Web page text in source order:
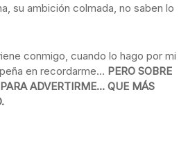
su ambición colmada, no saben lo
conmigo, cuando lo hago por mi
en recordarme… PERO SOBRE
ADVERTIRME… QUE MÁS